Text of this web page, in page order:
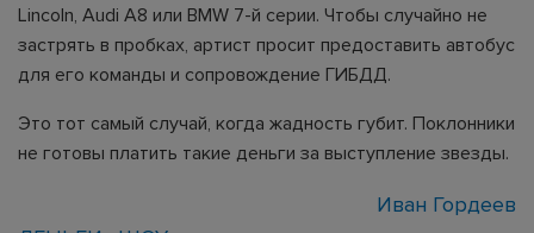
Lincoln, Audi A8 или BMW 7-й серии. Чтобы случайно не
застрять в пробках, артист просит предоставить автобус
для его команды и сопровождение ГИБДД.
Это тот самый случай, когда жадность губит. Поклонники
не готовы платить такие деньги за выступление звезды.
Иван Гордеев